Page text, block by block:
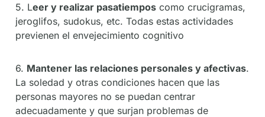
5. Leer y realizar pasatiempos como crucigramas,
jeroglifos, sudokus, etc. Todas estas actividades
previenen el envejecimiento cognitivo
6. Mantener las relaciones personales y afectivas.
La soledad y otras condiciones hacen que las
personas mayores no se puedan centrar
adecuadamente y que surjan problemas de